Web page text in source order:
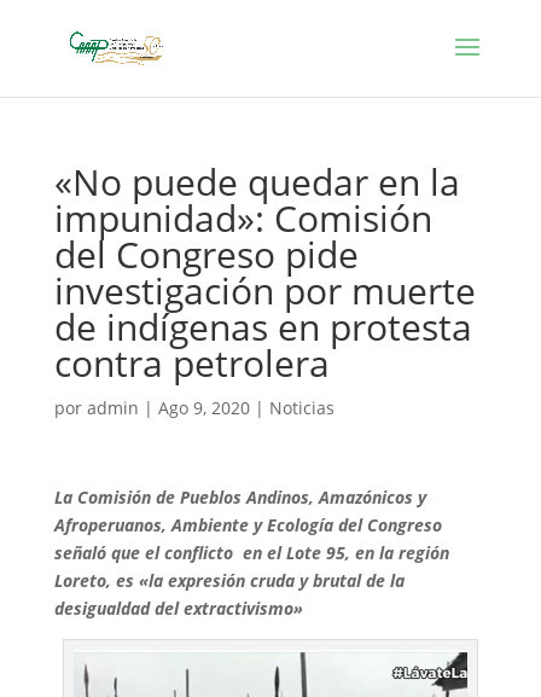
«No puede quedar en la
impunidad»: Comisión
del Congreso pide
investigación por muerte
de indígenas en protesta
contra petrolera
por admin | Ago 9, 2020| Noticias
La Comisión de Pueblos Andinos, Amazónicos y
Afroperuanos, Ambiente y Ecología del Congreso
señaló que el conflicto en el Lote 95, en la región
Loreto, es «la expresión cruda y brutal de la
desigualdad del extractivismo»